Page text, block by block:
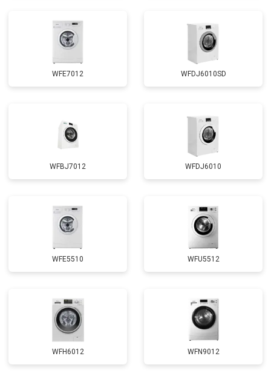
WFE7012 WFDJ6010SD
WFBJ7012 WFDJ6010
WFE5510 WFU5512
WFH6012 WFN9012